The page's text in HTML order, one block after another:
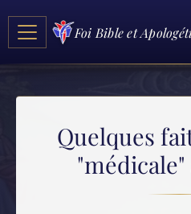
Foi Bible et
Quelques